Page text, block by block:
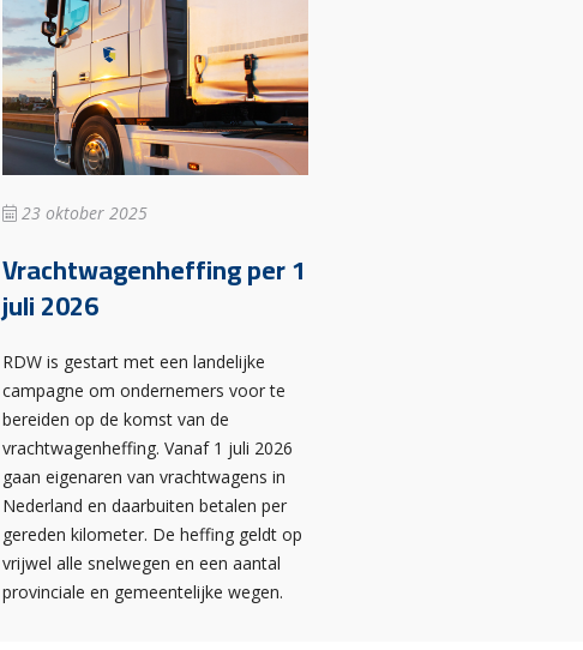
23 oktober 2025
Vrachtwagenheffing per 1
juli 2026
RDW is gestart met een landelijke
campagne om ondernemers voor te
bereiden op de komst van de
vrachtwagenheffing. Vanaf 1 juli 2026
gaan eigenaren van vrachtwagens in
Nederland en daarbuiten betalen per
gereden kilometer. De heffing geldt op
vrijwel alle snelwegen en een aantal
provinciale en gemeentelijke wegen.